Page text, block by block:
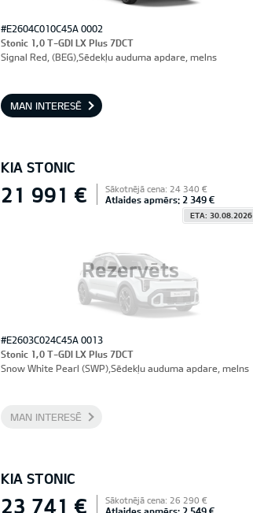
#E2604C010C45A 0002
Stonic 1,0 T-GDI LX Plus 7DCT
Signal Red, (BEG),Sēdekļu auduma apdare, melns
MAN INTERESĒ
KIA STONIC
Rezervēts
21 991 € Sākotnējā cena: 24 340 €
Atlaides apmērs: 2 349 €
ETA: 30.08.2026
#E2603C024C45A 0013
Stonic 1,0 T-GDI LX Plus 7DCT
Snow White Pearl (SWP),Sēdekļu auduma apdare, melns
MAN INTERESĒ
KIA STONIC
23 741 € Sākotnējā cena: 26 290 €
Atlaides apmērs: 2 549 €